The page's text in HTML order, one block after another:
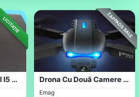
LICITAȚIE
Laptop Ultraportabil I5 8GB RAM 480GB SS...
ZAPPADS SALE
Drona Cu Două Camere 4K Și Lumină Albast...
Emag